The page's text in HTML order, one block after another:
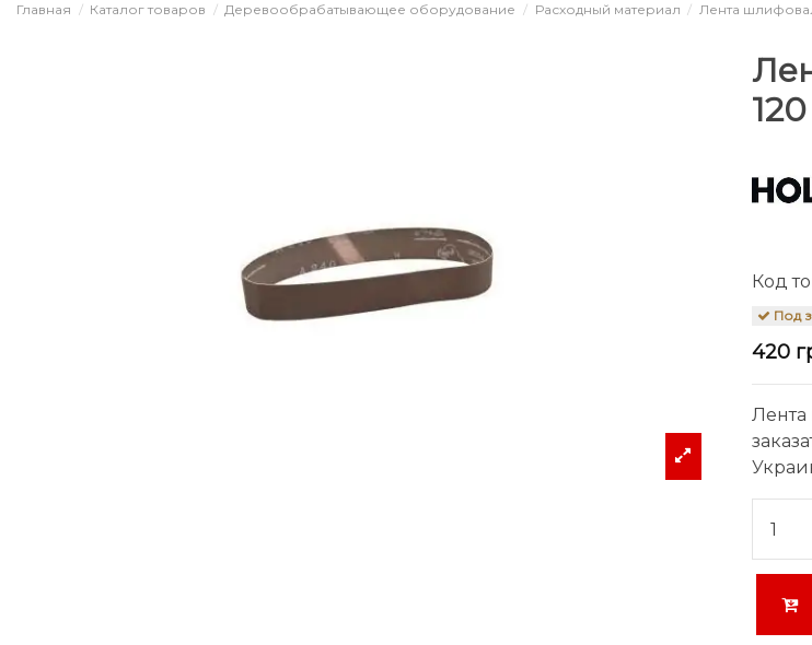
Главная Каталог товаров Деревообрабатывающее оборудование Расходный материал Лента
Код
Под
420
Лента